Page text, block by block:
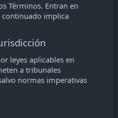
Términos. Entran en
continuado implica
leyes aplicables en
a tribunales
normas imperativas